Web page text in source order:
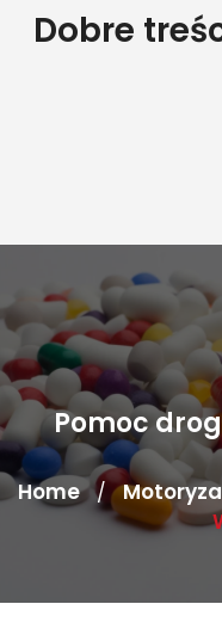
SkipDobre
Pomoc
Home /